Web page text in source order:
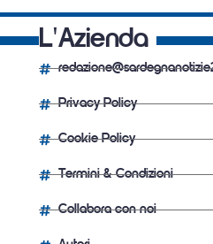
L'Azienda
Privacy Policy
Cookie Policy
Termini & Condizioni
Collabora con noi